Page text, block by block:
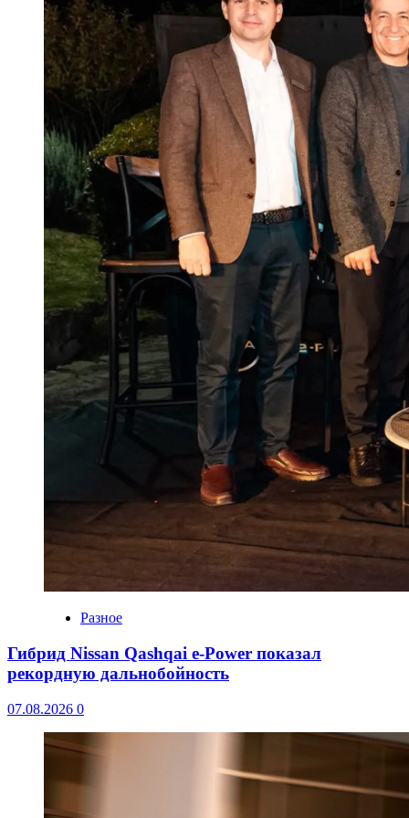
Разное
Гибрид Nissan Qashqai e-Power показал
рекордную дальнобойность
07.08.2026 0